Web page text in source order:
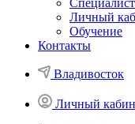
Личный
Обучение
Контакты
Владивосток
Личный